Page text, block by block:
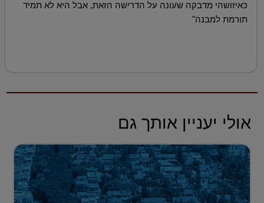
כאיזושהי מדבקה שעונה על הדרישה הזאת, אבל היא לא תמיד
תורמת למבנה"
אולי יעניין אותך גם